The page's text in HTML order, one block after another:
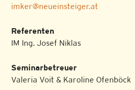
imker@neueinsteiger.at
Referenten
IM Ing. Josef Niklas
Seminarbetreuer
Valeria Voit & Karoline Ofenböck